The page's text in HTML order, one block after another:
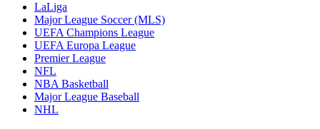
LaLiga
Major League Soccer (MLS)
UEFA Champions League
UEFA Europa League
Premier League
NFL
NBA Basketball
Major League Baseball
NHL